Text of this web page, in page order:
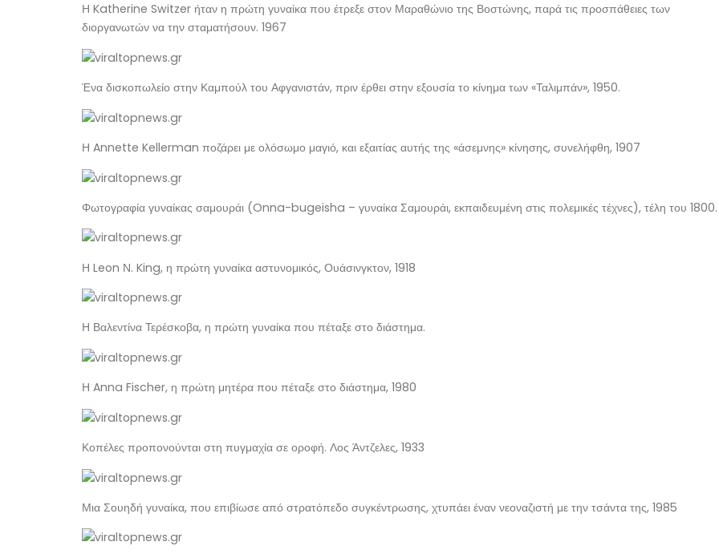
Η Katherine Switzer ήταν η πρώτη γυναίκα που έτρεξε στον Μαραθώνιο της Βοστώνης, παρά τις προσπάθειες των
διοργανωτών να την σταματήσουν. 1967
Ένα δισκοπωλείο στην Καμπούλ του Αφγανιστάν, πριν έρθει στην εξουσία το κίνημα των «Ταλιμπάν», 1950.
Η Annette Kellerman ποζάρει με ολόσωμο μαγιό, και εξαιτίας αυτής της «άσεμνης» κίνησης, συνελήφθη, 1907
Φωτογραφία γυναίκας σαμουράι (Onna-bugeisha – γυναίκα Σαμουράι, εκπαιδευμένη στις πολεμικές τέχνες), τέλη του 1800.
Η Leon Ν. King, η πρώτη γυναίκα αστυνομικός, Ουάσινγκτον, 1918
Η Βαλεντίνα Τερέσκοβα, η πρώτη γυναίκα που πέταξε στο διάστημα.
Η Anna Fischer, η πρώτη μητέρα που πέταξε στο διάστημα, 1980
Κοπέλες προπονούνται στη πυγμαχία σε οροφή. Λος Άντζελες, 1933
Μια Σουηδή γυναίκα, που επιβίωσε από στρατόπεδο συγκέντρωσης, χτυπάει έναν νεοναζιστή με την τσάντα της, 1985